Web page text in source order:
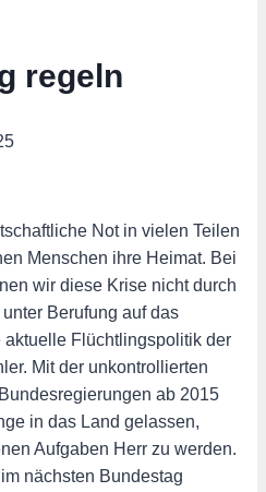
regeln
Not in vielen Teilen
Menschen ihre Heimat. Bei
wir diese Krise nicht durch
Berufung auf das
Flüchtlingspolitik der
Mit der unkontrollierten
ab 2015
in das Land gelassen,
Aufgaben Herr zu werden.
nächsten Bundestag